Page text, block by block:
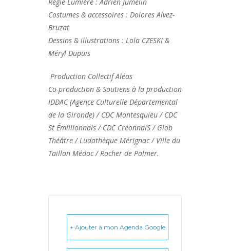
Costumes & accessoires : Dolores Alvez-
Bruzat
Dessins & illustrations : Lola CZESKI &
Méryl Dupuis
Production Collectif Aléas
Co-production & Soutiens à la production
IDDAC (Agence Culturelle Départemental
de la Gironde) / CDC Montesquieu / CDC
St Émillionnais / CDC CréonnaiS / Glob
Théâtre / Ludothèque Mérignac / Ville du
Taillan Médoc / Rocher de Palmer.
+ Ajouter à mon Agenda Google